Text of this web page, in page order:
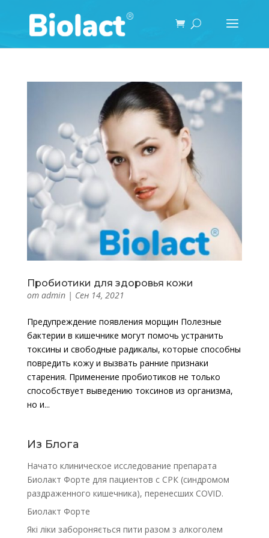
Пробиотики для здоровья кожи
от admin| Сен 14, 2021
Предупреждение появления морщин Полезные
бактерии в кишечнике могут помочь устранить
токсины и свободные радикалы, которые способны
повредить кожу и вызвать ранние признаки
старения. Применение пробиотиков не только
способствует выведению токсинов из организма,
но и...
Из Блога
Начато клиническое исследование препарата
Биолакт Форте для пациентов с СРК (синдромом
раздраженного кишечника), перенесших COVID.
Биолакт Форте
Які ліки забороняється пити разом з алкоголем